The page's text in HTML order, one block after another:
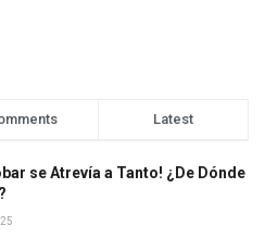
Latest
se Atrevía a Tanto! ¿De Dónde